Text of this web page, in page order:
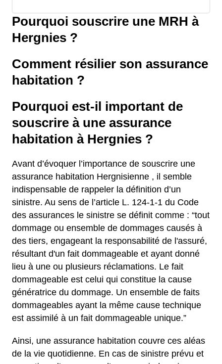
Pourquoi souscrire une MRH à
Hergnies ?
Comment résilier son assurance
habitation ?
Pourquoi est-il important de
souscrire à une assurance
habitation à Hergnies ?
Avant d’évoquer l’importance de souscrire une
assurance habitation Hergnisienne , il semble
indispensable de rappeler la définition d’un
sinistre. Au sens de l’article L. 124-1-1 du Code
des assurances le sinistre se définit comme : “tout
dommage ou ensemble de dommages causés à
des tiers, engageant la responsabilité de l'assuré,
résultant d'un fait dommageable et ayant donné
lieu à une ou plusieurs réclamations. Le fait
dommageable est celui qui constitue la cause
génératrice du dommage. Un ensemble de faits
dommageables ayant la même cause technique
est assimilé à un fait dommageable unique.”
Ainsi, une assurance habitation couvre ces aléas
de la vie quotidienne. En cas de sinistre prévu et